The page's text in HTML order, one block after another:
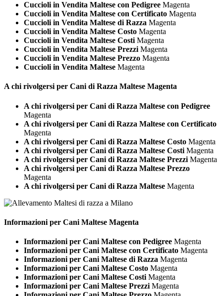
Cuccioli in Vendita Maltese con Pedigree Magenta
Cuccioli in Vendita Maltese con Certificato Magenta
Cuccioli in Vendita Maltese di Razza Magenta
Cuccioli in Vendita Maltese Costo Magenta
Cuccioli in Vendita Maltese Costi Magenta
Cuccioli in Vendita Maltese Prezzi Magenta
Cuccioli in Vendita Maltese Prezzo Magenta
Cuccioli in Vendita Maltese Magenta
A chi rivolgersi per Cani di Razza Maltese Magenta
A chi rivolgersi per Cani di Razza Maltese con Pedigree
Magenta
A chi rivolgersi per Cani di Razza Maltese con Certificato
Magenta
A chi rivolgersi per Cani di Razza Maltese Costo Magenta
A chi rivolgersi per Cani di Razza Maltese Costi Magenta
A chi rivolgersi per Cani di Razza Maltese Prezzi Magenta
A chi rivolgersi per Cani di Razza Maltese Prezzo
Magenta
A chi rivolgersi per Cani di Razza Maltese Magenta
Informazioni per Cani Maltese Magenta
Informazioni per Cani Maltese con Pedigree Magenta
Informazioni per Cani Maltese con Certificato Magenta
Informazioni per Cani Maltese di Razza Magenta
Informazioni per Cani Maltese Costo Magenta
Informazioni per Cani Maltese Costi Magenta
Informazioni per Cani Maltese Prezzi Magenta